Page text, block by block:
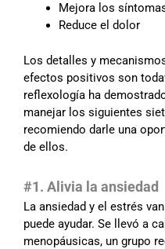
Mejora los
Reduce el dolor
Los detalles y
efectos positivos son
reflexología ha
manejar los siguientes
recomiendo darle una
de ellos.
#1. Alivia la ansiedad
La ansiedad y el estrés
puede ayudar. Se llevó a
menopáusicas, un grupo